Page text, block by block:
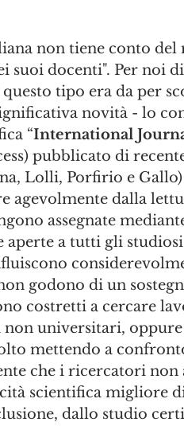
non tiene conto
suoi docenti". Per noi
tipo era da per
novità - lo
“International
pubblicato di
Lolli, Porfirio e
agevolmente dalla
assegnate
aperte a tutti gli
godono di un
costretti a cercare
universitari,
mettendo a
che i ricercatori non
scientifica migliore
dallo studio